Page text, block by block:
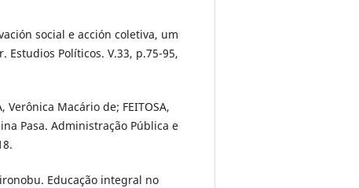
social e acción coletiva, um
Políticos. V.33, p.75-95,
Verônica Macário de; FEITOSA,
Pasa. Administração Pública e
Educação integral no